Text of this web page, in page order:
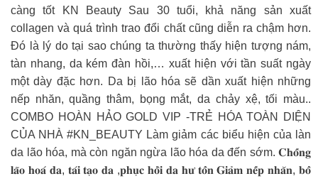
càng tốt KN Beauty Sau 30 tuổi, khả năng sản xuất
collagen và quá trình trao đổi chất cũng diễn ra chậm hơn.
Đó là lý do tại sao chúng ta thường thấy hiện tượng nám,
tàn nhang, da kém đàn hồi,… xuất hiện với tần suất ngày
một dày đặc hơn. Da bị lão hóa sẽ dần xuất hiện những
nếp nhăn, quầng thâm, bọng mắt, da chảy xệ, tối màu..
COMBO HOÀN HẢO GOLD VIP -TRẺ HÓA TOÀN DIỆN
CỦA NHÀ #KN_BEAUTY Làm giảm các biểu hiện của làn
da lão hóa, mà còn ngăn ngừa lão hóa da đến sớm. 𝐂𝐡𝐨̂́𝐧𝐠
𝐥𝐚̃𝐨 𝐡𝐨𝐚́ 𝐝𝐚, 𝐭𝐚́𝐢 𝐭𝐚̣𝐨 𝐝𝐚 ,𝐩𝐡𝐮̣𝐜 𝐡𝐨̂̀𝐢 𝐝𝐚 𝐡𝐮̛ 𝐭𝐨̂̉𝐧 𝐆𝐢𝐚̉𝐦 𝐧𝐞̂́𝐩 𝐧𝐡𝐚̆𝐧, 𝐛𝐨̂̉